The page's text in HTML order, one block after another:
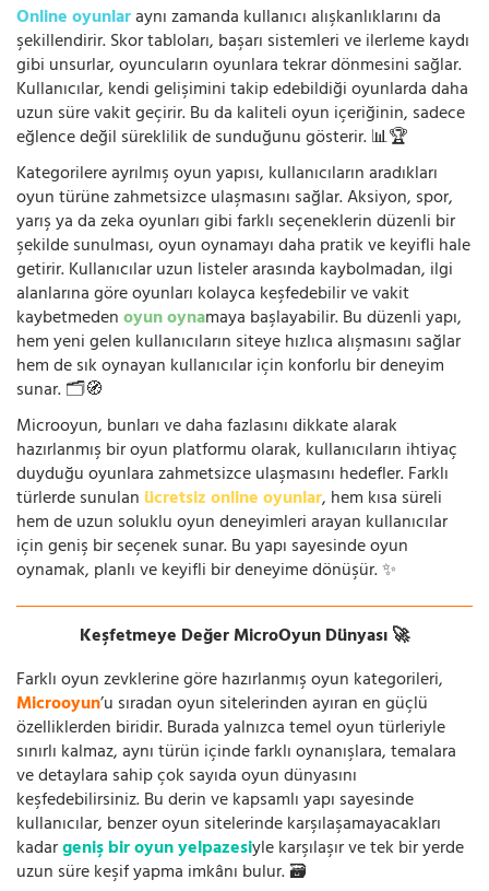
Online oyunlaraynı zamanda kullanıcı alışkanlıklarını da
şekillendirir. Skor tabloları, başarı sistemleri ve ilerleme kaydı
gibi unsurlar, oyuncuların oyunlara tekrar dönmesini sağlar.
Kullanıcılar, kendi gelişimini takip edebildiği oyunlarda daha
uzun süre vakit geçirir. Bu da kaliteli oyun içeriğinin, sadece
eğlence değil süreklilik de sunduğunu gösterir. 📊🏆
Kategorilere ayrılmış oyun yapısı, kullanıcıların aradıkları
oyun türüne zahmetsizce ulaşmasını sağlar. Aksiyon, spor,
yarış ya da zeka oyunları gibi farklı seçeneklerin düzenli bir
şekilde sunulması, oyun oynamayı daha pratik ve keyifli hale
getirir. Kullanıcılar uzun listeler arasında kaybolmadan, ilgi
alanlarına göre oyunları kolayca keşfedebilir ve vakit
kaybetmedenoyun oynamaya başlayabilir. Bu düzenli yapı,
hem yeni gelen kullanıcıların siteye hızlıca alışmasını sağlar
hem de sık oynayan kullanıcılar için konforlu bir deneyim
sunar. 🗂️🧭
Microoyun, bunları ve daha fazlasını dikkate alarak
hazırlanmış bir oyun platformu olarak, kullanıcıların ihtiyaç
duyduğu oyunlara zahmetsizce ulaşmasını hedefler. Farklı
türlerde sunulan ücretsiz online oyunlar, hem kısa süreli
hem de uzun soluklu oyun deneyimleri arayan kullanıcılar
için geniş bir seçenek sunar. Bu yapı sayesinde oyun
oynamak, planlı ve keyifli bir deneyime dönüşür. ✨
Keşfetmeye Değer MicroOyun Dünyası 🚀
Farklı oyun zevklerine göre hazırlanmış oyun kategorileri,
Microoyun’u sıradan oyun sitelerinden ayıran en güçlü
özelliklerden biridir. Burada yalnızca temel oyun türleriyle
sınırlı kalmaz, aynı türün içinde farklı oynanışlara, temalara
ve detaylara sahip çok sayıda oyun dünyasını
keşfedebilirsiniz. Bu derin ve kapsamlı yapı sayesinde
kullanıcılar, benzer oyun sitelerinde karşılaşamayacakları
kadargeniş bir oyun yelpazesiyle karşılaşır ve tek bir yerde
uzun süre keşif yapma imkânı bulur. 🗃️